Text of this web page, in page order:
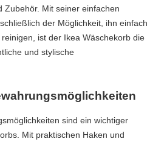
Zubehör. Mit seiner einfachen
der Möglichkeit, ihn einfach
ist der Ikea Wäschekorb die
und stylische
sind ein wichtiger
Mit praktischen Haken und